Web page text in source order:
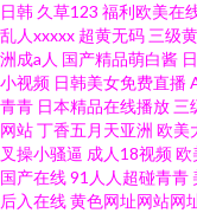
日韩 久草123 福利欧美在
乱人xxxxx 超黄无码 三级
洲成a人 国产精品萌白酱
小视频 日韩美女免费直播
青青 日本精品在线播放 三
网站丁香五月天亚洲 欧美
叉操小骚逼 成人18视频欧
国产在线91人人超碰青青
后入在线黄色网址网站网